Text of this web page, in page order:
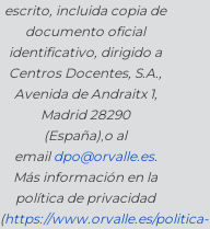
escrito, incluida copia de
documento oficial
identificativo, dirigido a
Centros Docentes, S.A.,
Avenida de Andraitx 1,
Madrid 28290
(España),o al
emaildpo@orvalle.es.
Más información en la
política de privacidad
(https://www.orvalle.es/politica-